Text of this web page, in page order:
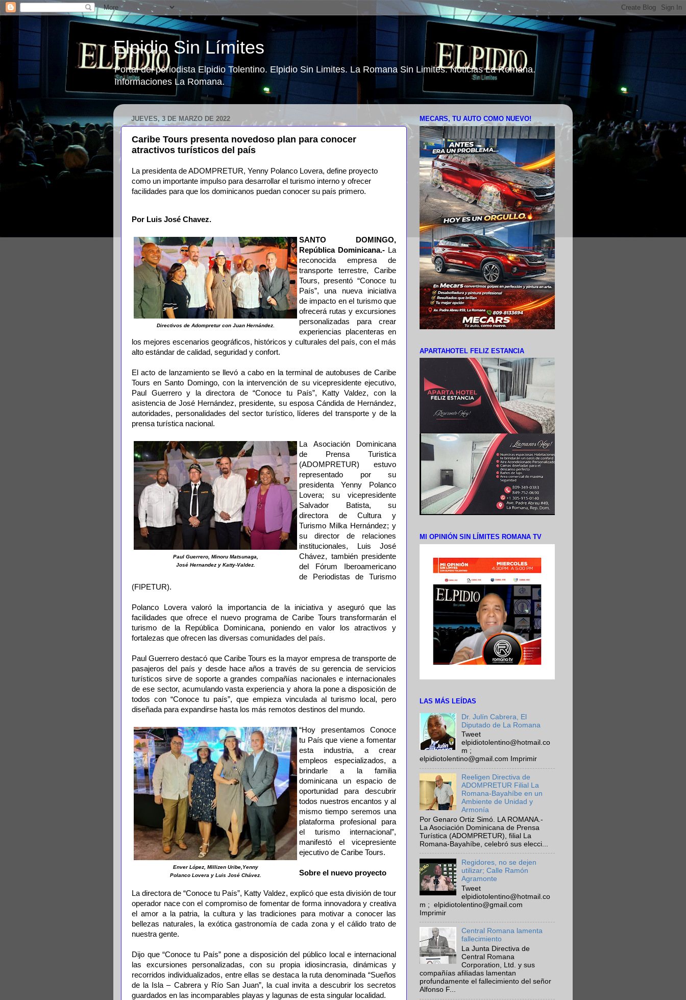
Elpidio Sin Límites
Portal del periodista Elpidio Tolentino. Elpidio Sin Limites. La Romana Sin Limites. Noticias La Romana.
Informaciones La Romana.
JUEVES, 3 DE MARZO DE 2022
Caribe Tours presenta novedoso plan para conocer
atractivos turísticos del país
La presidenta de ADOMPRETUR, Yenny Polanco Lovera, define proyecto
como un importante impulso para desarrollar el turismo interno y ofrecer
facilidades para que los dominicanos puedan conocer su país primero.
Por Luis José Chavez.
Directivos de Adompretur con Juan Hernández.
SANTO DOMINGO,
República Dominicana.- La
reconocida empresa de
transporte terrestre, Caribe
Tours, presentó “Conoce tu
País”, una nueva iniciativa
de impacto en el turismo que
ofrecerá rutas y excursiones
personalizadas para crear
experiencias placenteras en
los mejores escenarios geográficos, históricos y culturales del país, con el más
alto estándar de calidad, seguridad y confort.
El acto de lanzamiento se llevó a cabo en la terminal de autobuses de Caribe
Tours en Santo Domingo, con la intervención de su vicepresidente ejecutivo,
Paul Guerrero y la directora de “Conoce tu País”, Katty Valdez, con la
asistencia de José Hernández, presidente, su esposa Cándida de Hernández,
autoridades, personalidades del sector turístico, líderes del transporte y de la
prensa turística nacional.
Paul Guerrero, Minoru Matsunaga,
José Hernandez y Katty-Valdez.
La Asociación Dominicana
de Prensa Turistica
(ADOMPRETUR) estuvo
representado por su
presidenta Yenny Polanco
Lovera; su vicepresidente
Salvador Batista, su
directora de Cultura y
Turismo Milka Hernández; y
su director de relaciones
institucionales, Luis José
Chávez, también presidente
del Fórum Iberoamericano
de Periodistas de Turismo
(FIPETUR).
Polanco Lovera valoró la importancia de la iniciativa y aseguró que las
facilidades que ofrece el nuevo programa de Caribe Tours transformarán el
turismo de la República Dominicana, poniendo en valor los atractivos y
fortalezas que ofrecen las diversas comunidades del país.
Paul Guerrero destacó que Caribe Tours es la mayor empresa de transporte de
pasajeros del país y desde hace años a través de su gerencia de servicios
turísticos sirve de soporte a grandes compañías nacionales e internacionales
de ese sector, acumulando vasta experiencia y ahora la pone a disposición de
todos con “Conoce tu país”, que empieza vinculada al turismo local, pero
diseñada para expandirse hasta los más remotos destinos del mundo.
Enver López, Millizen Uribe,Yenny
Polanco Lovera y Luis José Chávez.
“Hoy presentamos Conoce
tu País que viene a fomentar
esta industria, a crear
empleos especializados, a
brindarle a la familia
dominicana un espacio de
oportunidad para descubrir
todos nuestros encantos y al
mismo tiempo seremos una
plataforma profesional para
el turismo internacional”,
manifestó el vicepresiente
ejecutivo de Caribe Tours.
Sobre el nuevo proyecto
La directora de “Conoce tu País”, Katty Valdez, explicó que esta división de tour
operador nace con el compromiso de fomentar de forma innovadora y creativa
el amor a la patria, la cultura y las tradiciones para motivar a conocer las
bellezas naturales, la exótica gastronomía de cada zona y el cálido trato de
nuestra gente.
Dijo que “Conoce tu País” pone a disposición del público local e internacional
las excursiones personalizadas, con su propia idiosincrasia, dinámicas y
recorridos individualizados, entre ellas se destaca la ruta denominada “Sueños
de la Isla – Cabrera y Río San Juan”, la cual invita a descubrir los secretos
guardados en las incomparables playas y lagunas de esta singular localidad.
MECARS, TU AUTO COMO NUEVO!
APARTAHOTEL FELIZ ESTANCIA
MI OPINIÓN SIN LÍMITES ROMANA TV
LAS MÁS LEÍDAS
Dr. Julín Cabrera, El
Diputado de La Romana
Tweet
elpidiotolentino@hotmail.co
m ;
elpidiotolentino@gmail.com Imprimir
Reeligen Directiva de
ADOMPRETUR Filial La
Romana-Bayahíbe en un
Ambiente de Unidad y
Armonía
Por Genaro Ortiz Simó. LA ROMANA.-
La Asociación Dominicana de Prensa
Turística (ADOMPRETUR), filial La
Romana-Bayahíbe, celebró sus elecci...
Regidores, no se dejen
utilizar; Calle Ramón
Agramonte
Tweet
elpidiotolentino@hotmail.co
m ; elpidiotolentino@gmail.com
Imprimir
Central Romana lamenta
fallecimiento
La Junta Directiva de
Central Romana
Corporation, Ltd. y sus
compañías afiliadas lamentan
profundamente el fallecimiento del señor
Alfonso F...